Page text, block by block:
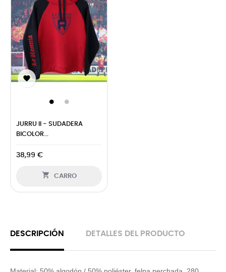

JURRU II - SUDADERA
BICOLOR...
38,99 €
 CARRO
DESCRIPCIÓN DETALLES DEL PRODUCTO